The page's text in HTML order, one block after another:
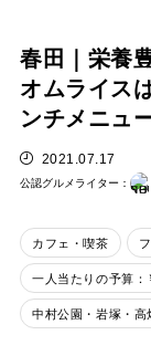
春田｜栄養
オムライス
ンチメニュ
2021.07.17
公認グルメライター：
カフェ・喫茶
一人当たりの予算
中村公園・岩塚・高